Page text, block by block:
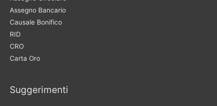
Assegno Bancario
Causale Bonifico
RID
CRO
Carta Oro
Suggerimenti